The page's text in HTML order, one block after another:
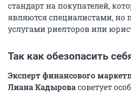
стандарт на покупателей,
являются специалистами, но
услугами риелторов или
Так как обезопасить
Эксперт финансового
Лиана Кадыровасоветует